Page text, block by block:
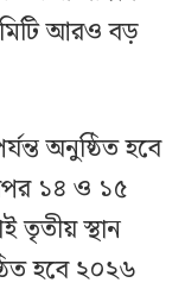
আরও বড়
অনুষ্ঠিত হবে
১৪ ও ১৫
তৃতীয় স্থান
হবে ২০২৬